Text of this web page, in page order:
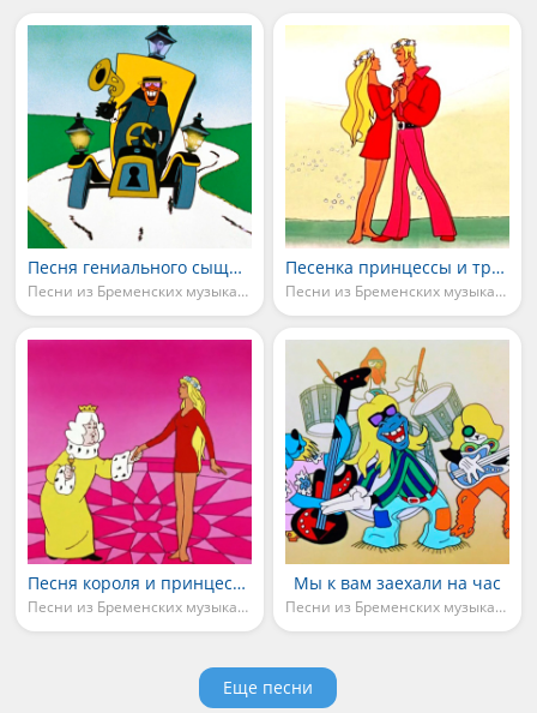
Песня гениального сыщика
Песни из Бременских музыкантов
Песенка принцессы и трубадура
Песни из Бременских музыкантов
Песня короля и принцессы
Песни из Бременских музыкантов
Мы к вам заехали на час
Песни из Бременских музыкантов
Еще песни